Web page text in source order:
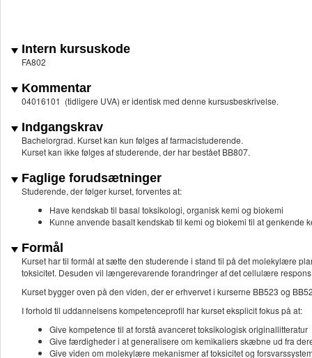
Intern kursuskode
FA802
Kommentar
04016101 (tidligere UVA) er identisk med denne kursusbeskrivelse.
Indgangskrav
Bachelorgrad. Kurset kan kun følges af farmacistuderende.
Kurset kan ikke følges af studerende, der har bestået BB807.
Faglige forudsætninger
Studerende, der følger kurset, forventes at:
Have kendskab til basal toksikologi, organisk kemi og biokemi
Kunne anvende basalt kendskab til kemi og biokemi til at genkende
Formål
Kurset har til formål at sætte den studerende i stand til på det molekylære
toksicitet. Desuden vil længerevarende forandringer af det cellulære
Kurset bygger oven på den viden, der er erhvervet i kurserne BB523 og
I forhold til uddannelsens kompetenceprofil har kurset eksplicit fokus på at:
Give kompetence til at forstå avanceret toksikologisk originallitteratur
Give færdigheder i at generalisere om kemikaliers skæbne ud fra
Give viden om molekylære mekanismer af toksicitet og